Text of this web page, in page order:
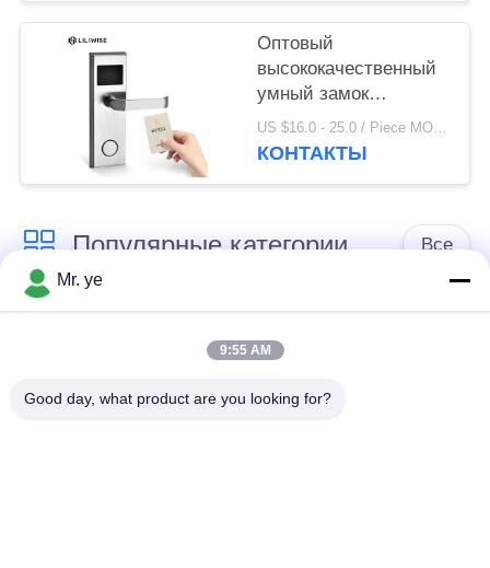
Оптовый
высококачественный
умный замок
гостиницы цифров
электронный РФИД с
US $16.0 - 25.0 / Piece MOQ:1
КОНТАКТЫ
Популярные категории Все
Электронные
Блокировка дверей
отпечатков пальцев
Замок двери
Mr. ye
9:55 AM
Good day, what product are you looking for?